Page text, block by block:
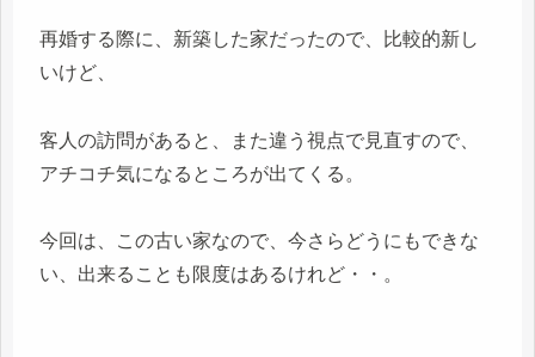
再婚する際に、新築した家だったので、比較的新し
いけど、
客人の訪問があると、また違う視点で見直すので、
アチコチ気になるところが出てくる。
今回は、この古い家なので、今さらどうにもできな
い、出来ることも限度はあるけれど・・。